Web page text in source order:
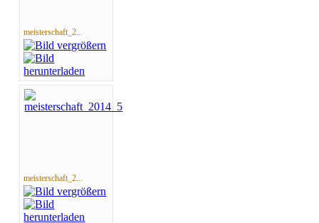
meisterschaft_2...
meisterschaft_2...